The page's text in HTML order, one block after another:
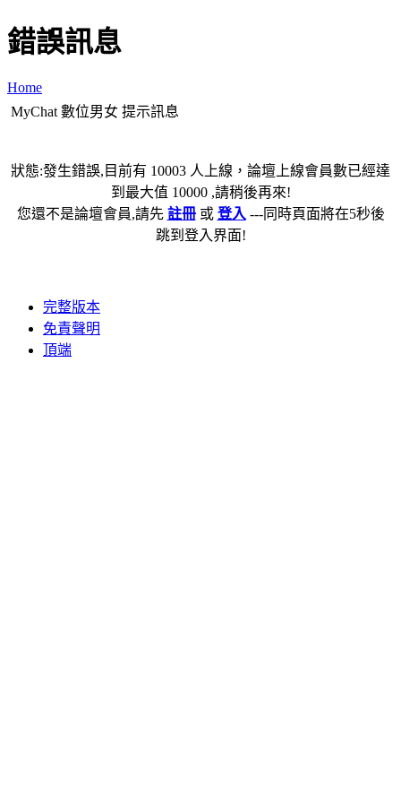
錯誤訊息
Home
MyChat 數位男女 提示訊息
狀態:發生錯誤,目前有 10003 人上線，論壇上線會員數已經達
到最大值 10000 ,請稍後再來!
您還不是論壇會員,請先 註冊或 登入 ---同時頁面將在5秒後
跳到登入界面!
完整版本
免責聲明
頂端